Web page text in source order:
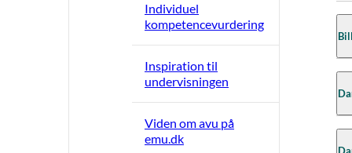
Individuel
kompetencevurdering
Inspiration til
undervisningen
Viden om avu på
emu.dk